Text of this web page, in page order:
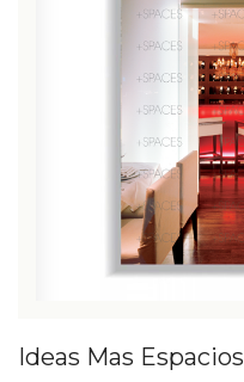
Ideas Mas Espacios